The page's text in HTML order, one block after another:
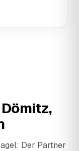
Der Partner